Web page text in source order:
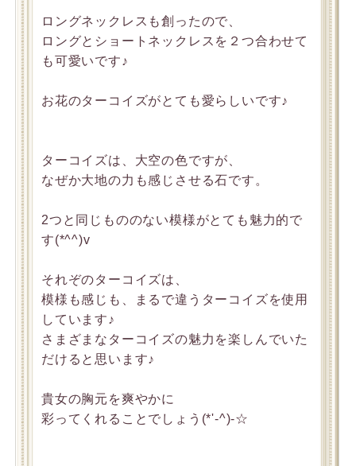
ロングネックレスも創ったので、
ロングとショートネックレスを２つ合わせて
も可愛いです♪
お花のターコイズがとても愛らしいです♪
ターコイズは、大空の色ですが、
なぜか大地の力も感じさせる石です。
2つと同じもののない模様がとても魅力的で
す(*^^)v
それぞのターコイズは、
模様も感じも、まるで違うターコイズを使用
しています♪
さまざまなターコイズの魅力を楽しんでいた
だけると思います♪
貴女の胸元を爽やかに
彩ってくれることでしょう(*'-^)-☆